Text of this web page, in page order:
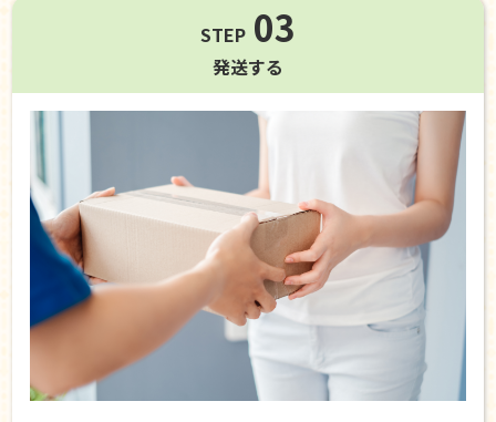
STEP 03
発送する